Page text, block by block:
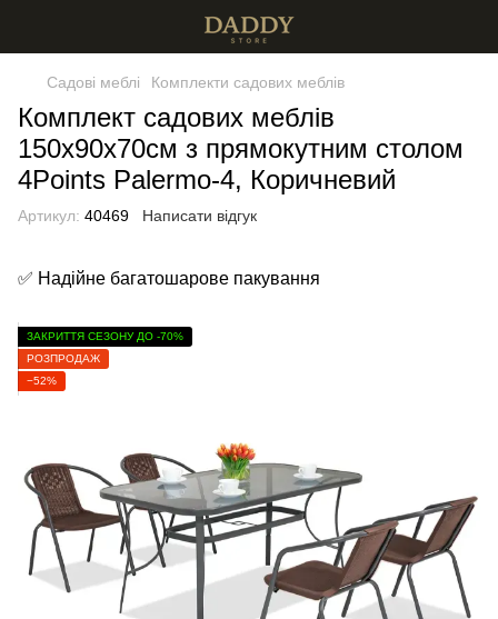
Садові меблі Комплекти садових меблів
Комплект садових меблів
150х90х70см з прямокутним столом
4Points Palermo-4, Коричневий
Артикул: 40469 Написати відгук
✅ Надійне багатошарове пакування
ЗАКРИТТЯ СЕЗОНУ ДО -70%
РОЗПРОДАЖ
−52%